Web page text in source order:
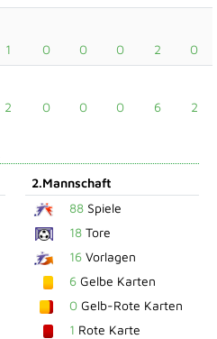
1 0 0 0 2 0
2 0 0 0 6 2
2.Mannschaft
88Spiele
18Tore
16Vorlagen
6Gelbe Karten
0Gelb-Rote Karten
1 Rote Karte